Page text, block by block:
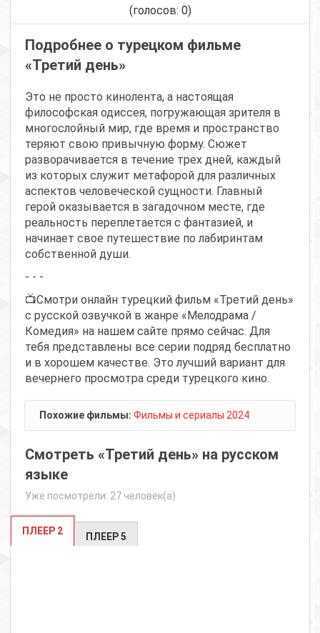
(голосов: 0)
Подробнее о турецком фильме
«Третий день»
Это не просто кинолента, а настоящая
философская одиссея, погружающая зрителя в
многослойный мир, где время и пространство
теряют свою привычную форму. Сюжет
разворачивается в течение трех дней, каждый
из которых служит метафорой для различных
аспектов человеческой сущности. Главный
герой оказывается в загадочном месте, где
реальность переплетается с фантазией, и
начинает свое путешествие по лабиринтам
собственной души.
- - -
📺Смотри онлайн турецкий фильм «Третий день»
с русской озвучкой в жанре «Мелодрама /
Комедия» на нашем сайте прямо сейчас. Для
тебя представлены все серии подряд бесплатно
и в хорошем качестве. Это лучший вариант для
вечернего просмотра среди турецкого кино.
Похожие фильмы: Фильмы и сериалы 2024
Смотреть «Третий день» на русском
языке
Уже посмотрели: 27 человек(а)
ПЛЕЕР 2 ПЛЕЕР 5